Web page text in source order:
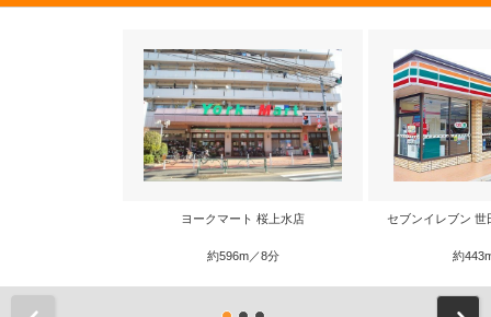
ヨークマート 桜上水店
約596m／8分
セブンイレブン 世
約